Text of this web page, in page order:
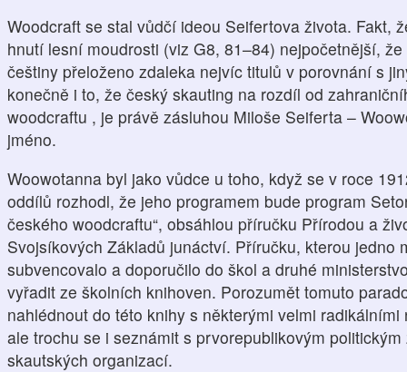
Woodcraft se stal vůdčí ideou Seifertova života. Fakt,
hnutí lesní moudrosti (viz G8, 81–84) nejpočetnější,
češtiny přeloženo zdaleka nejvíc titulů v porovnání s
konečně i to, že český skauting na rozdíl od
woodcraftu , je právě zásluhou Miloše Seiferta –
jméno.
Woowotanna byl jako vůdce u toho, když se v roce
oddílů rozhodl, že jeho programem bude program
českého woodcraftu“, obsáhlou příručku Přírodou a
Svojsíkových Základů junáctví. Příručku, kterou jedno
subvencovalo a doporučilo do škol a druhé
vyřadit ze školních knihoven. Porozumět tomuto
nahlédnout do této knihy s některými velmi
ale trochu se i seznámit s prvorepublikovým
skautských organizací.